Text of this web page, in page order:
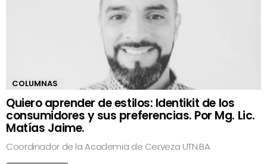
COLUMNAS
Quiero aprender de estilos: Identikit de los
consumidores y sus preferencias. Por Mg. Lic.
Matías Jaime.
Coordinador de la Academia de Cerveza UTN.BA